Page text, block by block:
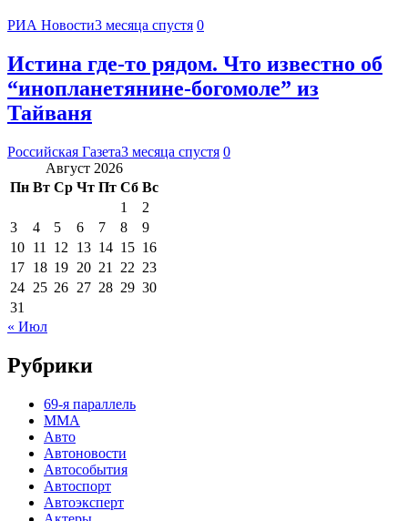
РИА Новости3 месяца спустя 0
Истина где-то рядом. Что известно об
“инопланетянине-богомоле” из
Тайваня
Российская Газета3 месяца спустя 0
Август 2026
Пн Вт Ср Чт Пт Сб Вс
1
2
3
4 5 6 7 8
9
10 11 12 13 14 15 16
17 18 19 20 21 22 23
24 25 26 27 28 29 30
31
« Июл
Рубрики
69-я параллель
MMA
Авто
Автоновости
Автособытия
Автоспорт
Автоэксперт